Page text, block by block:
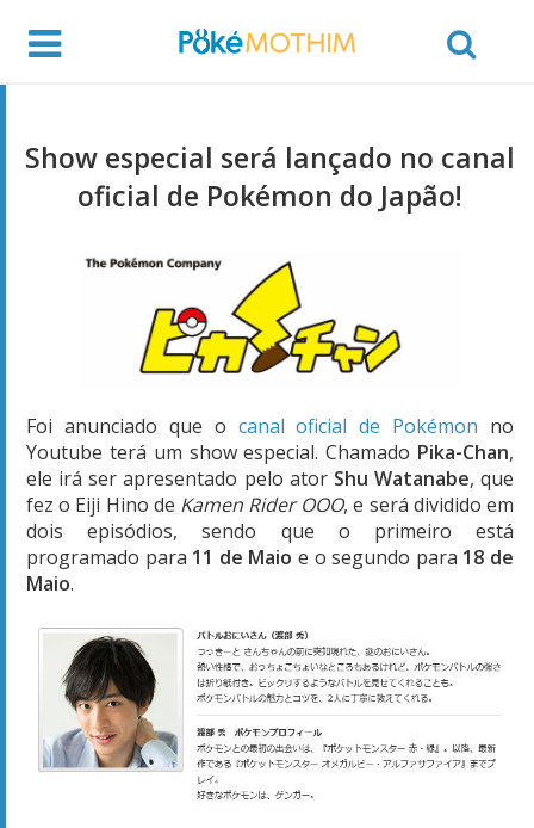
Show especial será lançado no canal
oficial de Pokémon do Japão!
Foi anunciado que o canal oficial de Pokémon no
Youtube terá um show especial. Chamado Pika-Chan,
ele irá ser apresentado pelo ator Shu Watanabe, que
fez o Eiji Hino de Kamen Rider OOO, e será dividido em
dois episódios, sendo que o primeiro está
programado para 11 de Maio e o segundo para 18 de
Maio.